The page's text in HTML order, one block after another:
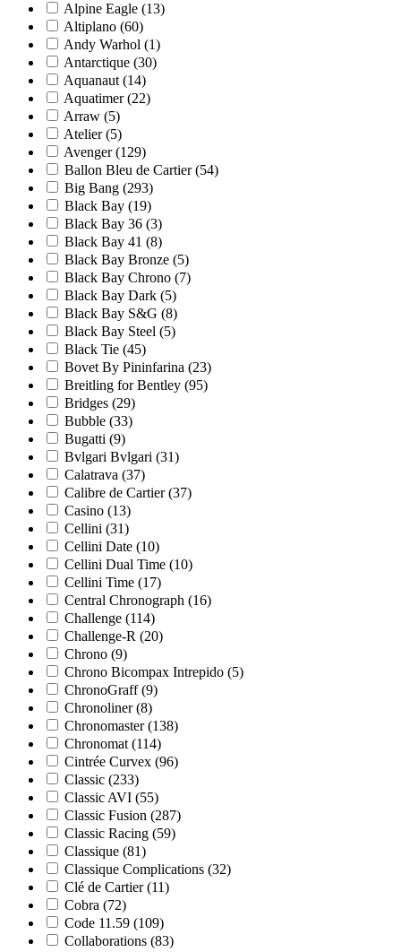
Alpine Eagle (13)
Altiplano (60)
Andy Warhol (1)
Antarctique (30)
Aquanaut (14)
Aquatimer (22)
Arraw (5)
Atelier (5)
Avenger (129)
Ballon Bleu de Cartier (54)
Big Bang (293)
Black Bay (19)
Black Bay 36 (3)
Black Bay 41 (8)
Black Bay Bronze (5)
Black Bay Chrono (7)
Black Bay Dark (5)
Black Bay S&G (8)
Black Bay Steel (5)
Black Tie (45)
Bovet By Pininfarina (23)
Breitling for Bentley (95)
Bridges (29)
Bubble (33)
Bugatti (9)
Bvlgari Bvlgari (31)
Calatrava (37)
Calibre de Cartier (37)
Casino (13)
Cellini (31)
Cellini Date (10)
Cellini Dual Time (10)
Cellini Time (17)
Central Chronograph (16)
Challenge (114)
Challenge-R (20)
Chrono (9)
Chrono Bicompax Intrepido (5)
ChronoGraff (9)
Chronoliner (8)
Chronomaster (138)
Chronomat (114)
Cintrée Curvex (96)
Classic (233)
Classic AVI (55)
Classic Fusion (287)
Classic Racing (59)
Classique (81)
Classique Complications (32)
Clé de Cartier (11)
Cobra (72)
Code 11.59 (109)
Collaborations (83)